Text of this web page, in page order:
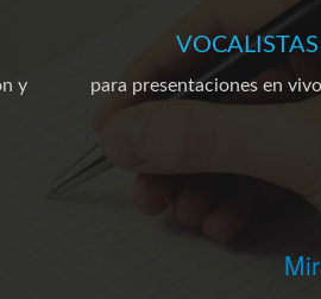
y
VOCALISTAS
para presentaciones en